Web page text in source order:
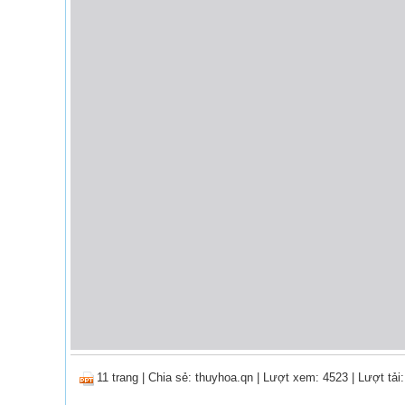
11 trang Chia sẻ: thuyhoa.qn | Lượt xem: 4523 | Lượt